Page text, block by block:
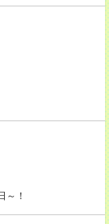
！